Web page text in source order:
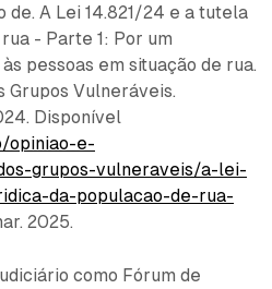
de. A Lei 14.821/24 e a tutela
- Parte 1: Por um
pessoas em situação de rua.
Grupos Vulneráveis.
Disponível
opiniao-e-
grupos-vulneraveis/a-lei-
da-populacao-de-rua-
2025.
como Fórum de